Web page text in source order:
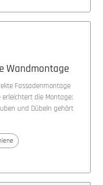
Wandmontage
Fassadenmontage
erleichtert die Montage;
und Dübeln gehört